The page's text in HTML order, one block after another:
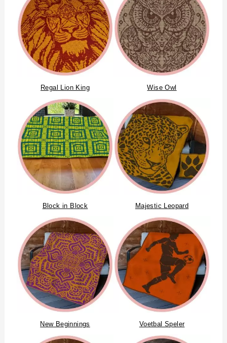
Regal Lion King Wise Owl
Block in Block Majestic Leopard
New Beginnings Voetbal Speler